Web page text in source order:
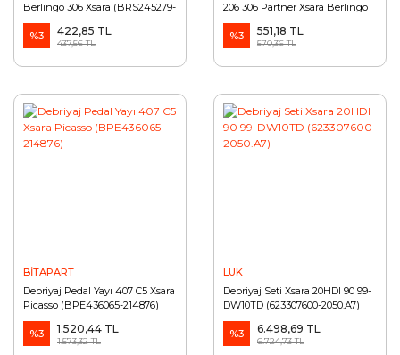
Berlingo 306 Xsara (BRS245279-
245279)
%3
422,85 TL
437,56 TL
206 306 Partner Xsara Berlingo
(217608)
%3
551,18 TL
570,36 TL
BİTAPART
Debriyaj Pedal Yayı 407 C5 Xsara
Picasso (BPE436065-214876)
%3 1.520,44 TL
1.573,32 TL
LUK
Debriyaj Seti Xsara 20HDI 90 99-
DW10TD (623307600-2050.A7)
%3 6.498,69 TL
6.724,73 TL